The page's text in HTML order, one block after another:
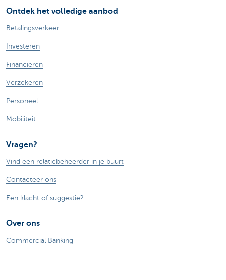
Ontdek het volledige aanbod
Betalingsverkeer
Investeren
Financieren
Verzekeren
Personeel
Mobiliteit
Vragen?
Vind een relatiebeheerder in je buurt
Contacteer ons
Een klacht of suggestie?
Over ons
Commercial Banking